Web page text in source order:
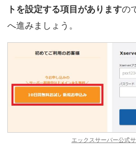
トを設定する項目がありますの
へ進みましょう。
エックスサーバー公式